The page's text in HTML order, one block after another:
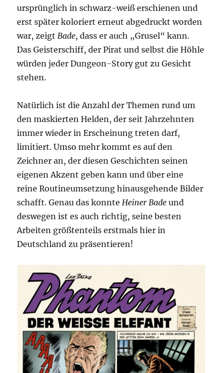
ursprünglich in schwarz-weiß erschienen und
erst später koloriert erneut abgedruckt worden
war, zeigtBade, dass er auch „Grusel“ kann.
Das Geisterschiff, der Pirat und selbst die Höhle
würden jeder Dungeon-Story gut zu Gesicht
stehen.
Natürlich ist die Anzahl der Themen rund um
den maskierten Helden, der seit Jahrzehnten
immer wieder in Erscheinung treten darf,
limitiert. Umso mehr kommt es auf den
Zeichner an, der diesen Geschichten seinen
eigenen Akzent geben kann und über eine
reine Routineumsetzung hinausgehende Bilder
schafft. Genau das konnteHeiner Bade und
deswegen ist es auch richtig, seine besten
Arbeiten größtenteils erstmals hier in
Deutschland zu präsentieren!